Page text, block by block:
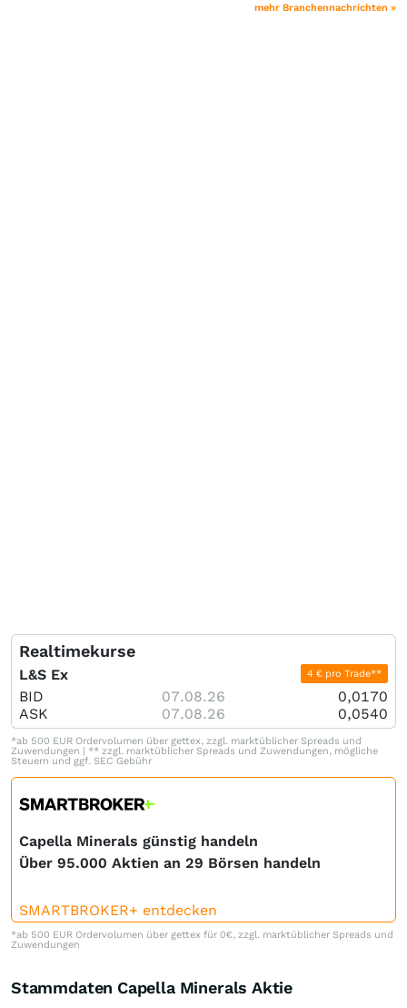
mehr Branchennachrichten »
Realtimekurse
L&S Ex 4 € pro Trade**
BID 07.08.26
0,0170
ASK
07.08.26 0,0540
*ab 500 EUR Ordervolumen über gettex, zzgl. marktüblicher Spreads und
Zuwendungen | ** zzgl. marktüblicher Spreads und Zuwendungen, mögliche
Steuern und ggf. SEC Gebühr
Capella Minerals günstig handeln
Über 95.000 Aktien an 29 Börsen handeln
SMARTBROKER+ entdecken
*ab 500 EUR Ordervolumen über gettex für 0€, zzgl. marktüblicher Spreads und
Zuwendungen
Stammdaten Capella Minerals Aktie